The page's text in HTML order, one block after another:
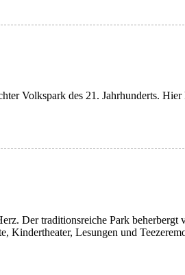
Volkspark des 21. Jahrhunderts.
Der traditionsreiche Park beherbergt
Lesungen und